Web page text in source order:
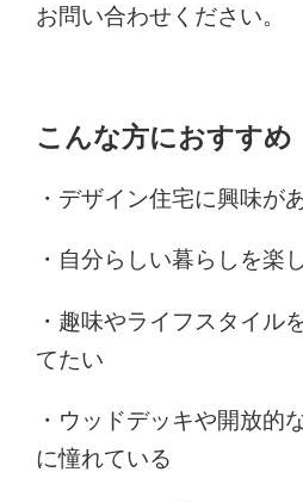
お問い合わせください。
こんな方におすすめ
・デザイン住宅に興味が
・自分らしい暮らしを楽
・趣味やライフスタイル
てたい
・ウッドデッキや開放的
に憧れている